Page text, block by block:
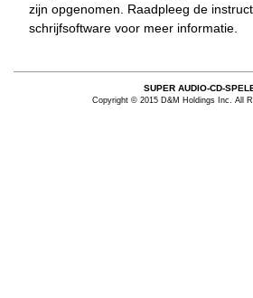
zijn opgenomen. Raadpleeg de
schrijfsoftware voor meer informatie.
SUPER AUDIO-CD-
Copyright © 2015 D&M Holdings Inc. All